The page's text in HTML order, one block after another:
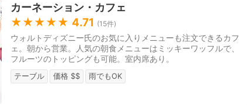
カーネーション・カフェ
★★★★★ 4.71 (15件)
ウォルトディズニー氏のお気に入りメニューも注文できるカフ
ェ。朝から営業。人気の朝食メニューはミッキーワッフルで、
フルーツのトッピングも可能。室内席あり。
テーブル 価格 $$ 雨でもOK